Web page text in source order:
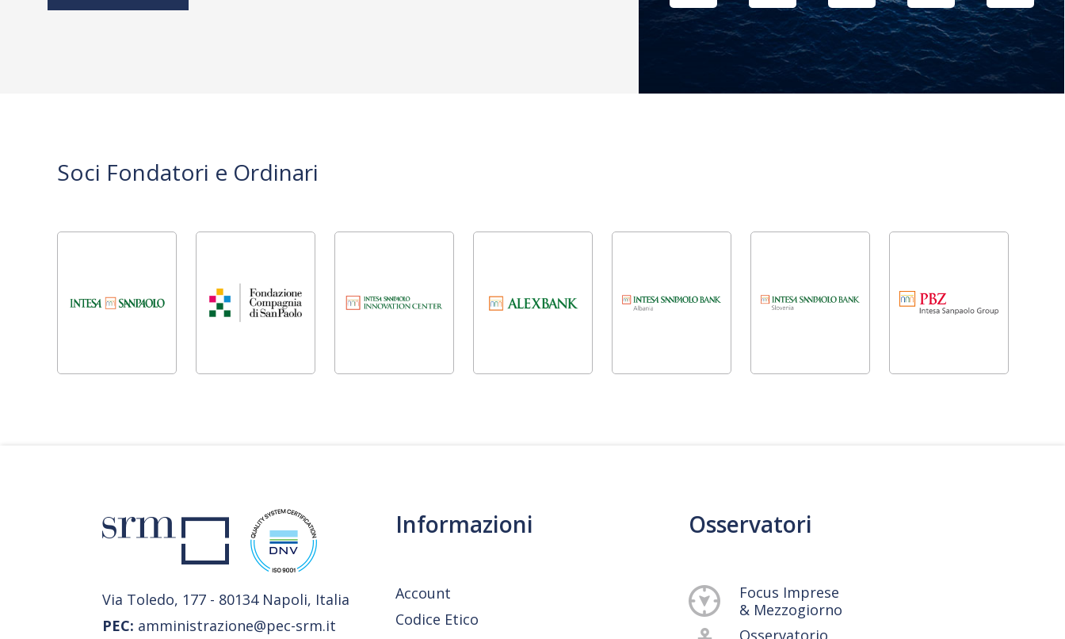
Soci Fondatori e Ordinari
Via Toledo, 177 - 80134 Napoli, Italia
PEC: amministrazione@pec-srm.it
Informazioni
Account
Codice Etico
Osservatori
Focus Imprese
& Mezzogiorno
Osservatorio